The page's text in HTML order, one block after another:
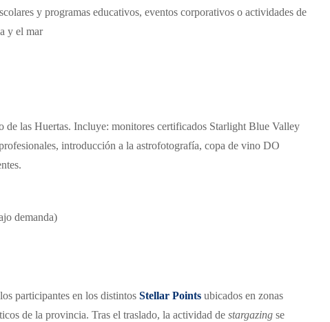
y programas educativos, eventos corporativos o actividades de
y el mar
de las Huertas. Incluye: monitores certificados Starlight Blue Valley
introducción a la astrofotografía, copa de vino DO
demanda)
participantes en los distintos Stellar Points ubicados en zonas
de la provincia. Tras el traslado, la actividad de stargazing se